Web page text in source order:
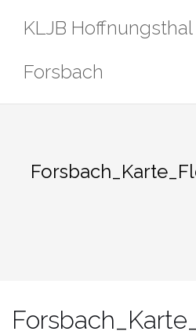
InhaltKLJB Hoffnungsthal
Forsbach